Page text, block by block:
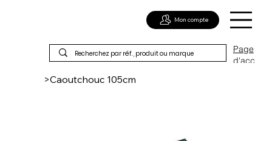
Page
d'acc
Mon compte
>Caoutchouc 105cm